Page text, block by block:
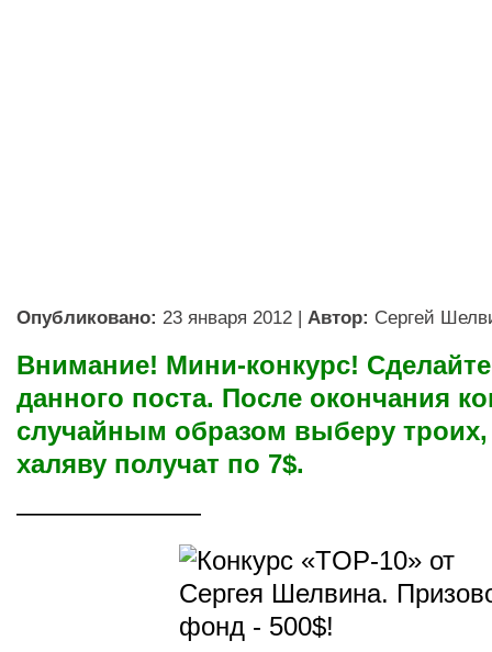
Опубликовано: 23 января 2012 | Автор: Сергей
Внимание! Мини-конкурс!
данного поста. После окончания
случайным образом выберу
халяву получат по 7$.
———————